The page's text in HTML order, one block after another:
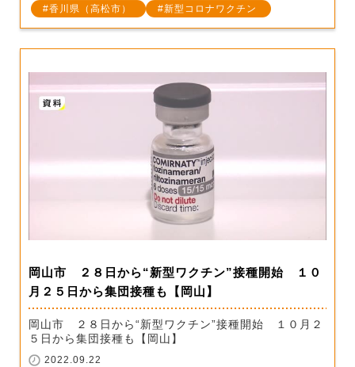
香川県（高松市）
新型コロナワクチン
岡山市 ２８日から“新型ワクチン”接種開始 １０
月２５日から集団接種も【岡山】
岡山市 ２８日から“新型ワクチン”接種開始 １０月２
５日から集団接種も【岡山】
2022.09.22